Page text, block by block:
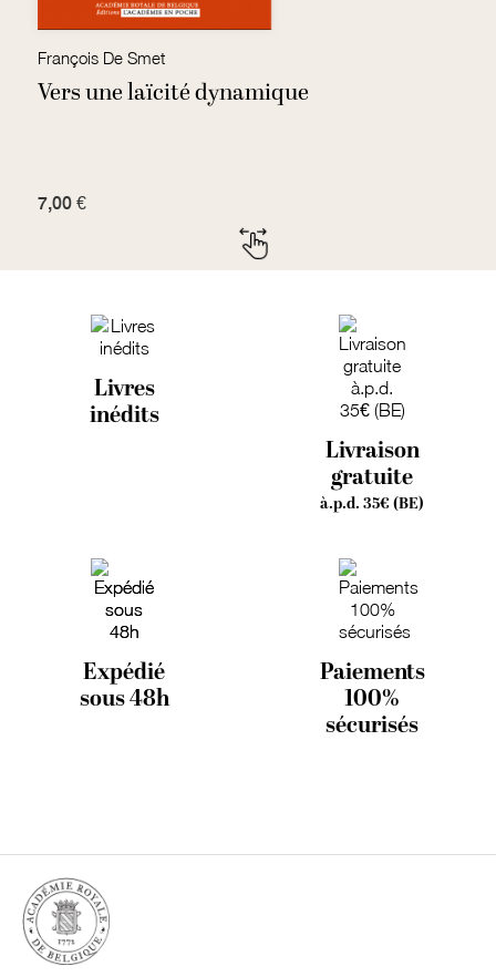
François De Smet
Vers une laïcité dynamique
7,00 €
Livres
inédits
Livraison
gratuite
à.p.d. 35€ (BE)
Expédié
sous 48h
Paiements
100%
sécurisés